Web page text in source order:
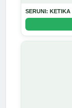
SERUNI: